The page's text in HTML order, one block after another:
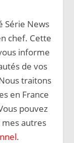
Série News
chef. Cette
informe
de vos
traitons
en France
pouvez
autres
.